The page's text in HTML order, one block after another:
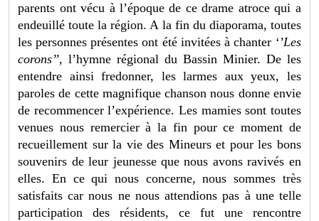
parents ont vécu à l’époque de ce drame atroce qui a
endeuillé toute la région. A la fin du diaporama, toutes
les personnes présentes ont été invitées à chanter ‘’Les
corons’’, l’hymne régional du Bassin Minier. De les
entendre ainsi fredonner, les larmes aux yeux, les
paroles de cette magnifique chanson nous donne envie
de recommencer l’expérience. Les mamies sont toutes
venues nous remercier à la fin pour ce moment de
recueillement sur la vie des Mineurs et pour les bons
souvenirs de leur jeunesse que nous avons ravivés en
elles. En ce qui nous concerne, nous sommes très
satisfaits car nous ne nous attendions pas à une telle
participation des résidents, ce fut une rencontre